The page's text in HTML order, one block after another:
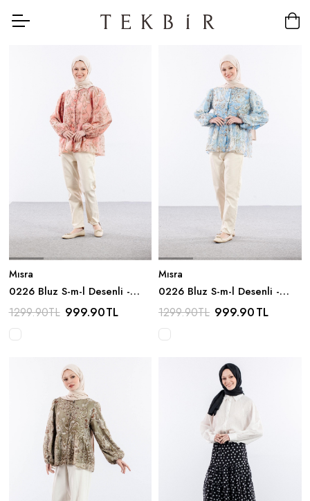
Mısra
0226 Bluz S-m-l Desenli -
Somon
1299.90TL 999.90TL
Mısra
0226 Bluz S-m-l Desenli -
Mavi
1299.90TL 999.90TL